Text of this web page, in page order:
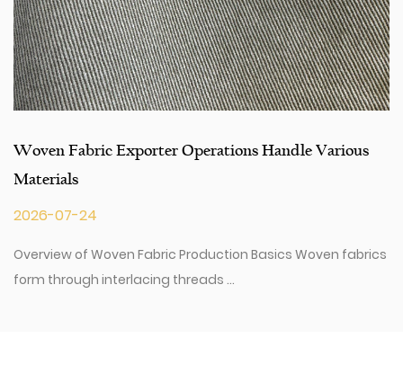
Operations Handle Various
Production Basics Woven fabrics
threads ...
Can Antimicrobial
Functional Textiles